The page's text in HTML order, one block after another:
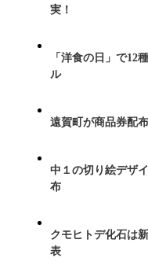
実！
「洋食の日」で
ル
遠賀町が商品券配
中１の切り絵デザ
布
クモヒトデ化石は
表